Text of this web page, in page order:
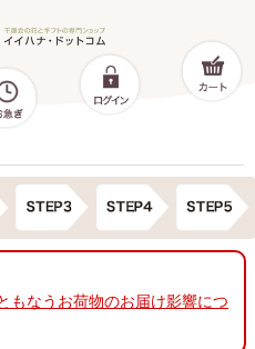
もなうお荷物のお届け影響につ